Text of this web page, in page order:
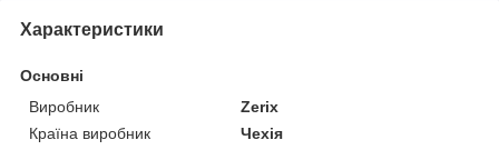
Характеристики
Основні
Виробник
Zerix
Країна виробник
Чехія